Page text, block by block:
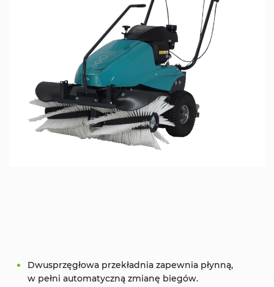
Dwusprzęgłowa przekładnia zapewnia płynną,
w pełni automatyczną zmianę biegów.